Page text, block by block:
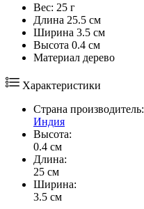
Вес: 25 г
Длина 25.5 см
Ширина 3.5 см
Высота 0.4 см
Maтериал дерево
Характеристики
Страна производитель:
Индия
Высота:
0.4 см
Длина:
25 см
Ширина:
3.5 см